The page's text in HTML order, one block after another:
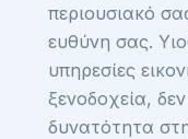
περιουσιακό
ευθύνη σας.
υπηρεσίες
ξενοδοχεία,
δυνατότητα